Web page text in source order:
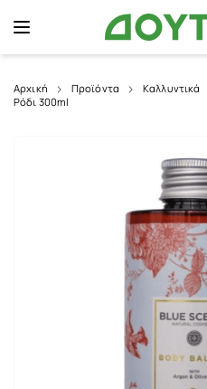
Αρχική Προϊόντα Καλλυντικά
Ρόδι 300ml